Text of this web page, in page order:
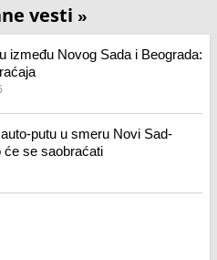
vesti »
između Novog Sada i Beograda:
putu u smeru Novi Sad-
će se saobraćati